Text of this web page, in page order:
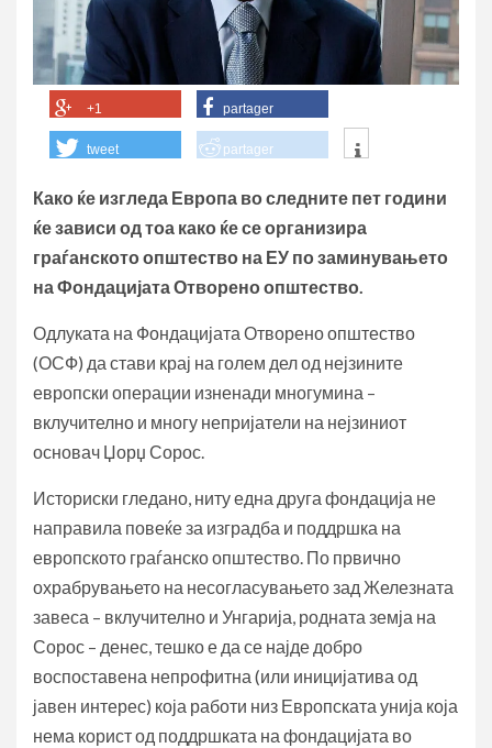
+1 partager
tweet partager
Како ќе изгледа Европа во следните пет години
ќе зависи од тоа како ќе се организира
граѓанското општество на ЕУ по заминувањето
на Фондацијата Отворено општество.
Одлуката на Фондацијата Отворено општество
(ОСФ) да стави крај на голем дел од нејзините
европски операции изненади многумина –
вклучително и многу непријатели на нејзиниот
основач Џорџ Сорос.
Историски гледано, ниту една друга фондација не
направила повеќе за изградба и поддршка на
европското граѓанско општество. По првично
охрабрувањето на несогласувањето зад Железната
завеса – вклучително и Унгарија, родната земја на
Сорос – денес, тешко е да се најде добро
воспоставена непрофитна (или иницијатива од
јавен интерес) која работи низ Европската унија која
нема корист од поддршката на фондацијата во